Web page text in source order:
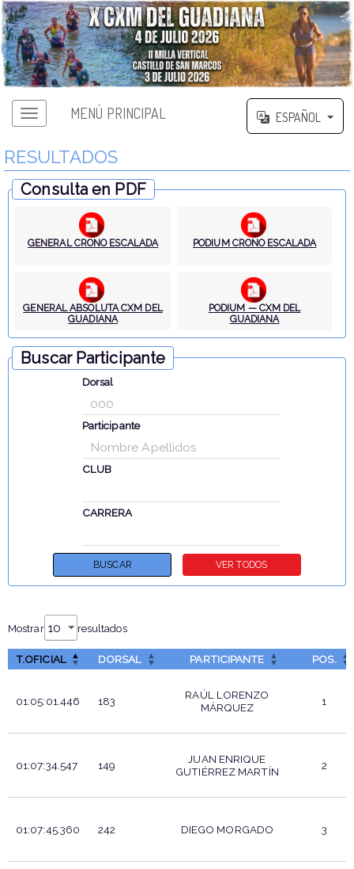
MENÚ PRINCIPAL ESPAÑOL
RESULTADOS
Consulta en PDF
GENERAL CRONO ESCALADA PODIUM CRONO ESCALADA
GENERAL ABSOLUTA CXM DEL
GUADIANA
PODIUM — CXM DEL
GUADIANA
Buscar Participante
Dorsal
Participante
CLUB
CARRERA
Mostrar resultados
T.OFICIAL DORSAL PARTICIPANTE POS.
01:05:01.446 183
RAÚL LORENZO
MÁRQUEZ
1
01:07:34.547 149
JUAN ENRIQUE
GUTIÉRREZ MARTÍN
2
01:07:45.360 242 DIEGO MORGADO 3